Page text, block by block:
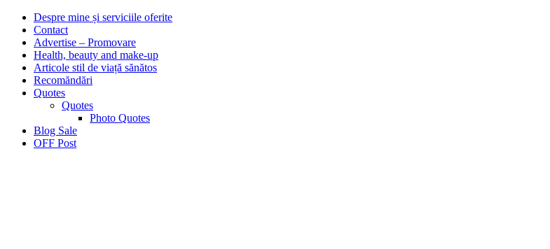
Despre mine și serviciile oferite
Contact
Advertise – Promovare
Health, beauty and make-up
Articole stil de viață sănătos
Recomăndări
Quotes
Quotes
Photo Quotes
Blog Sale
OFF Post